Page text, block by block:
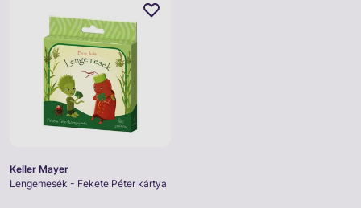
Keller Mayer
Lengemesék - Fekete Péter kártya